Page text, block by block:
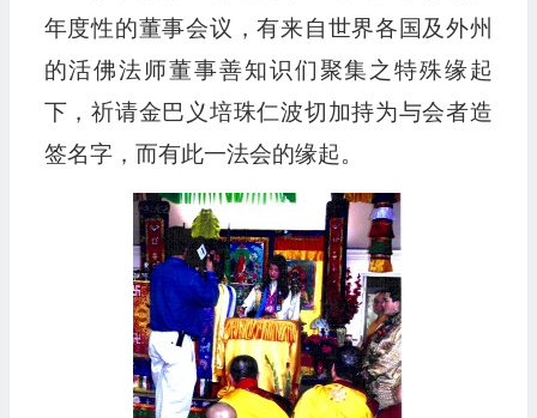
年度性的董事会议，有来自世界各国及外州
的活佛法师董事善知识们聚集之特殊缘起
下，祈请金巴义培珠仁波切加持为与会者造
签名字，而有此一法会的缘起。